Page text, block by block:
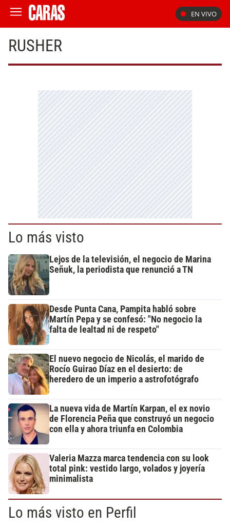
EN VIVO
RUSHER
Lo más visto
Lejos de la televisión, el negocio de Marina
Señuk, la periodista que renunció a TN
Desde Punta Cana, Pampita habló sobre
Martín Pepa y se confesó: "No negocio la
falta de lealtad ni de respeto"
El nuevo negocio de Nicolás, el marido de
Rocío Guirao Díaz en el desierto: de
heredero de un imperio a astrofotógrafo
La nueva vida de Martín Karpan, el ex novio
de Florencia Peña que construyó un negocio
con ella y ahora triunfa en Colombia
Valeria Mazza marca tendencia con su look
total pink: vestido largo, volados y joyería
minimalista
Lo más visto en Perfil